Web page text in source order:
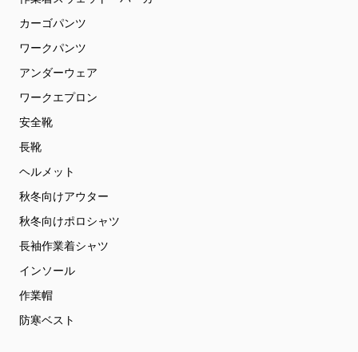
カーゴパンツ
ワークパンツ
アンダーウェア
ワークエプロン
安全靴
長靴
ヘルメット
秋冬向けアウター
秋冬向けポロシャツ
長袖作業着シャツ
インソール
作業帽
防寒ベスト